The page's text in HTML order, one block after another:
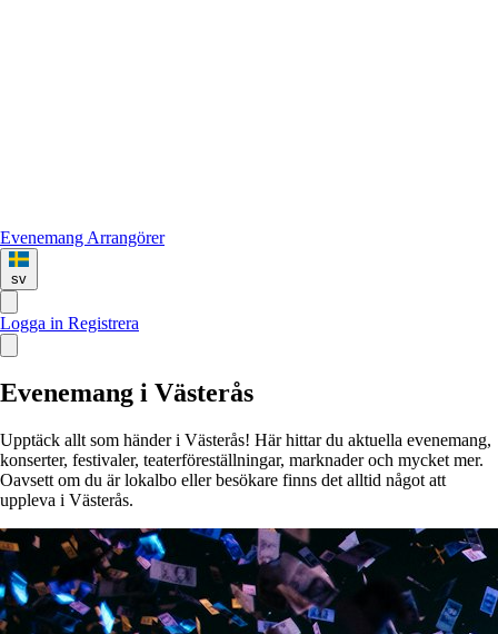
Evenemang Arrangörer
sv
Logga in Registrera
Evenemang i Västerås
Upptäck allt som händer i Västerås! Här hittar du aktuella evenemang,
konserter, festivaler, teaterföreställningar, marknader och mycket mer.
Oavsett om du är lokalbo eller besökare finns det alltid något att
uppleva i Västerås.